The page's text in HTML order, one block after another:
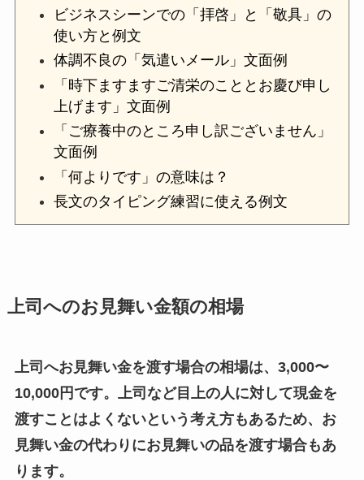
ビジネスシーンでの「拝啓」と「敬具」の
使い方と例文
体調不良の「気遣いメール」文面例
「時下ますますご清栄のこととお慶び申し
上げます」文面例
「ご療養中のところ申し訳ございません」
文面例
「何よりです」の意味は？
長文のタイピング練習に使える例文
上司へのお見舞い金額の相場
上司へお見舞い金を渡す場合の相場は、3,000〜
10,000円です。上司など目上の人に対して現金を
渡すことはよくないという考え方もあるため、お
見舞い金の代わりにお見舞いの品を渡す場合もあ
ります。